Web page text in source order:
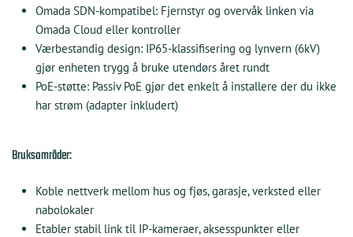
Omada SDN-kompatibel: Fjernstyr og overvåk linken via
Omada Cloud eller kontroller
Værbestandig design: IP65-klassifisering og lynvern (6kV)
gjør enheten trygg å bruke utendørs året rundt
PoE-støtte: Passiv PoE gjør det enkelt å installere der du ikke
har strøm (adapter inkludert)
Bruksområder:
Koble nettverk mellom hus og fjøs,garasje,verksted eller
nabolokaler
Etabler stabil link til IP-kameraer, aksesspunkter eller